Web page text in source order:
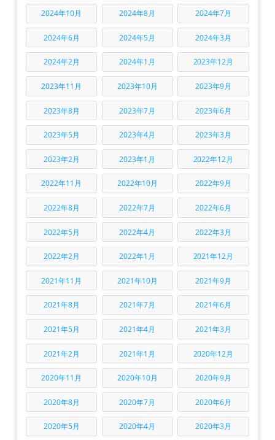
2024年10月 2024年8月 2024年7月
2024年6月 2024年5月 2024年3月
2024年2月 2024年1月 2023年12月
2023年11月 2023年10月 2023年9月
2023年8月 2023年7月 2023年6月
2023年5月 2023年4月 2023年3月
2023年2月 2023年1月 2022年12月
2022年11月 2022年10月 2022年9月
2022年8月 2022年7月 2022年6月
2022年5月 2022年4月 2022年3月
2022年2月 2022年1月 2021年12月
2021年11月 2021年10月 2021年9月
2021年8月 2021年7月 2021年6月
2021年5月 2021年4月 2021年3月
2021年2月 2021年1月 2020年12月
2020年11月 2020年10月 2020年9月
2020年8月 2020年7月 2020年6月
2020年5月 2020年4月 2020年3月